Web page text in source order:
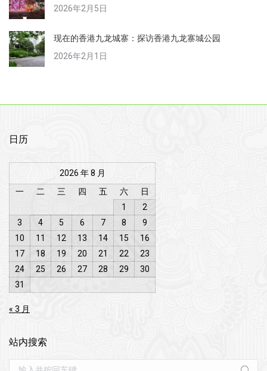
2026年2月5日
现在的香港九龙城寨：探访香港九龙寨城公园
2026年2月1日
日历
2026 年 8 月
一
二 三 四 五 六
日
1
2
3
4 5 6 7 8
9
10
11 12 13 14 15
16
17
18 19 20 21 22
23
24
25 26 27 28 29
30
31
« 3 月
站内搜索
Search: